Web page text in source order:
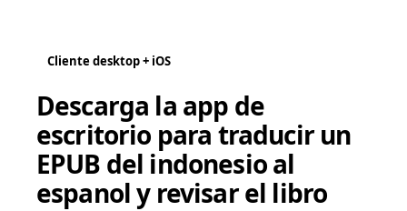
Cliente desktop + iOS
Descarga la app de
escritorio para traducir un
EPUB del indonesio al
espanol y revisar el libro